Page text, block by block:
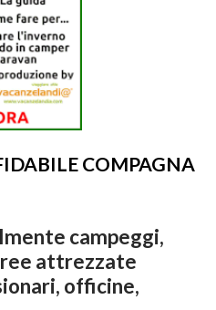
COMPAGNA
campeggi,
attrezzate
officine,